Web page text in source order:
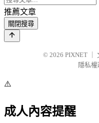
推薦文章
關閉搜尋
© 2026 PIXNET
隱私
⚠️
成人內容提醒